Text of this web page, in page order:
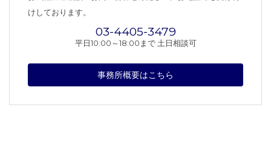
けしております。
03 4405 3479
平日10:00～18:00まで 土日相談可
事務所概要はこちら